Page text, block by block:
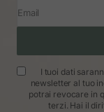
Email
I tuoi dati
newsletter al tuo
potrai revocare in
terzi. Hai il